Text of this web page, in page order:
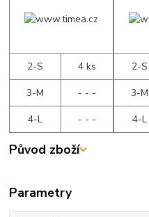
2-S
4 ks
3-M
- - -
4-L
- - -
2-S
3-M
4-L
Původ zboží
Parametry